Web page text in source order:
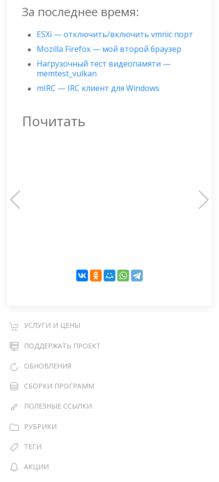
За последнее время:
ESXi — отключить/включить vmnic порт
Mozilla Firefox — мой второй браузер
Нагрузочный тест видеопамяти —
memtest_vulkan
mIRC — IRC клиент для Windows
Почитать
УСЛУГИ И ЦЕНЫ
ПОДДЕРЖАТЬ ПРОЕКТ
ОБНОВЛЕНИЯ
СБОРКИ ПРОГРАММ
ПОЛЕЗНЫЕ ССЫЛКИ
РУБРИКИ
ТЕГИ
АКЦИИ